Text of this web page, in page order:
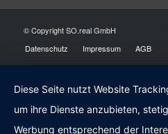
© Copyright SO.real GmbH
Datenschutz
Impressum AGB
Diese Seite nutzt Website
um ihre Dienste anzubieten,
Werbung entsprechend der